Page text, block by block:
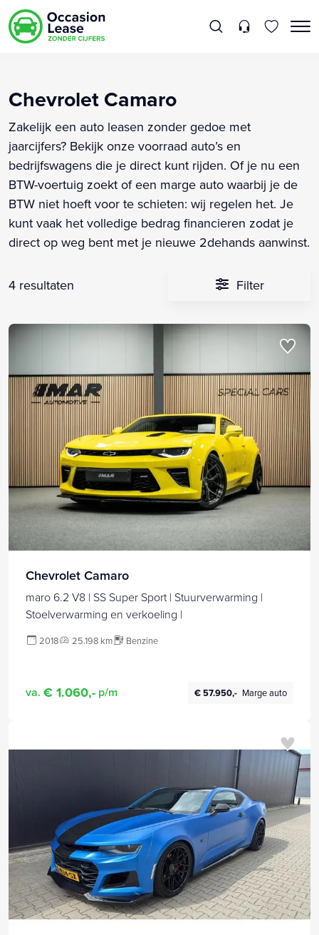
Chevrolet Camaro
Zakelijk een auto leasen zonder gedoe met
jaarcijfers? Bekijk onze voorraad auto’s en
bedrijfswagens die je direct kunt rijden. Of je nu een
BTW-voertuig zoekt of een marge auto waarbij je de
BTW niet hoeft voor te schieten: wij regelen het. Je
kunt vaak het volledige bedrag financieren zodat je
direct op weg bent met je nieuwe 2dehands aanwinst.
4 resultaten Filter
Chevrolet Camaro
maro 6.2 V8 | SS Super Sport | Stuurverwarming |
Stoelverwarming en verkoeling |
2018 25.198 km Benzine
va. € 1.060,- p/m € 57.950,- Marge auto